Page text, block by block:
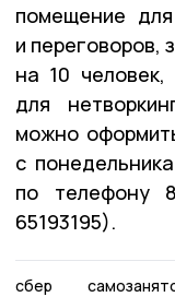
помещение
и переговоров,
на 10 человек,
для
можно
с
по телефону
65193195).
сбер